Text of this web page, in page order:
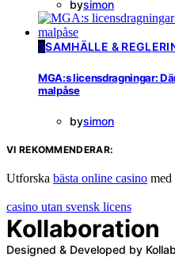
bysimon
SSAMHÄLLE &
MGA:s licensdragningar:
malpåse
bysimon
VI REKOMMENDERAR:
Utforska bästa online casino med
casino utan svensk licens
Kollaboration
Designed & Developed by